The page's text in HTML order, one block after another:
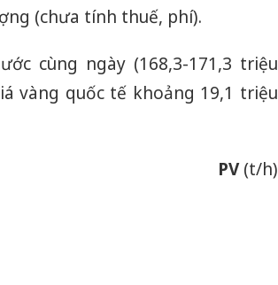
(chưa tính thuế, phí).
cùng ngày (168,3-171,3 triệu
vàng quốc tế khoảng 19,1 triệu
PV(t/h)